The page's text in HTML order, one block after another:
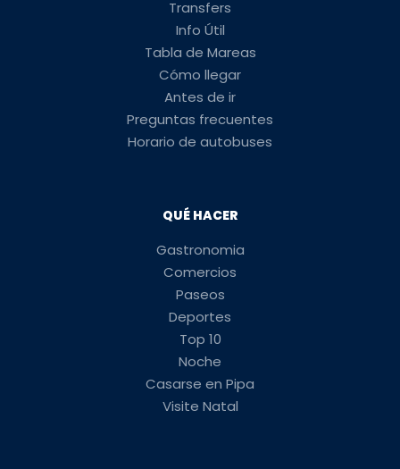
Transfers
Info Útil
Tabla de Mareas
Cómo llegar
Antes de ir
Preguntas frecuentes
Horario de autobuses
QUÉ HACER
Gastronomia
Comercios
Paseos
Deportes
Top 10
Noche
Casarse en Pipa
Visite Natal